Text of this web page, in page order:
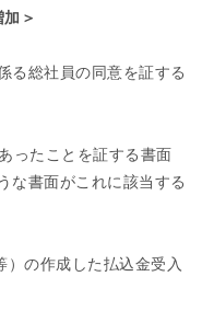
＞
総社員の同意を証する
ったことを証する書面
書面がこれに該当する
作成した払込金受入